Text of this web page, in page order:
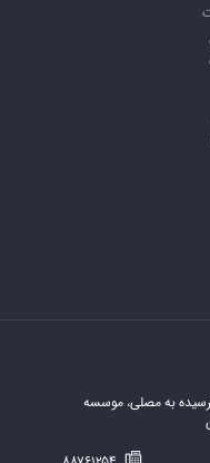
به مصلی، موسسه